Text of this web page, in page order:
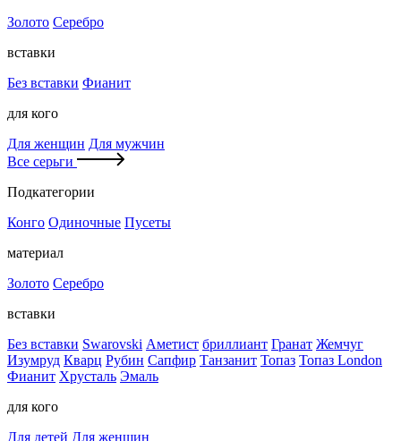
Золото Серебро
вставки
Без вставки Фианит
для кого
Для женщин Для мужчин
Все серьги
Подкатегории
Конго Одиночные Пусеты
материал
Золото Серебро
вставки
Без вставки Swarovski Аметист бриллиант Гранат Жемчуг
Изумруд Кварц Рубин Сапфир Танзанит Топаз Топаз London
Фианит Хрусталь Эмаль
для кого
Для детей Для женщин